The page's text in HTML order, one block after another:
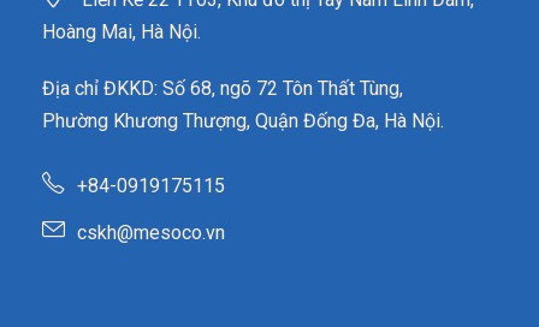
Hoàng Mai, Hà Nội.
Địa chỉ ĐKKD: Số 68, ngõ 72 Tôn Thất Tùng,
Phường Khương Thượng, Quận Đống Đa, Hà Nội.
+84-0919175115
cskh@mesoco.vn